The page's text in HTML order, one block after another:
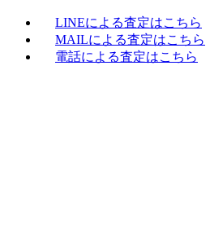
LINEによる査定はこちら
MAILによる査定はこちら
電話による査定はこちら